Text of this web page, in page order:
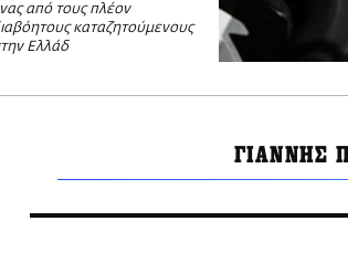
από τους πλέον
καταζητούμενους
Ελλάδ
ΓΙΑΝΝΗΣ